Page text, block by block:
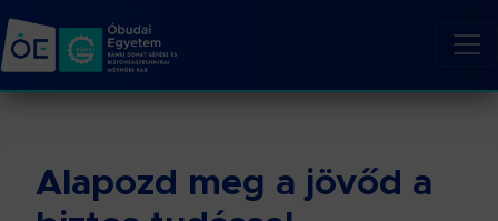
Alapozd meg a jövőd a